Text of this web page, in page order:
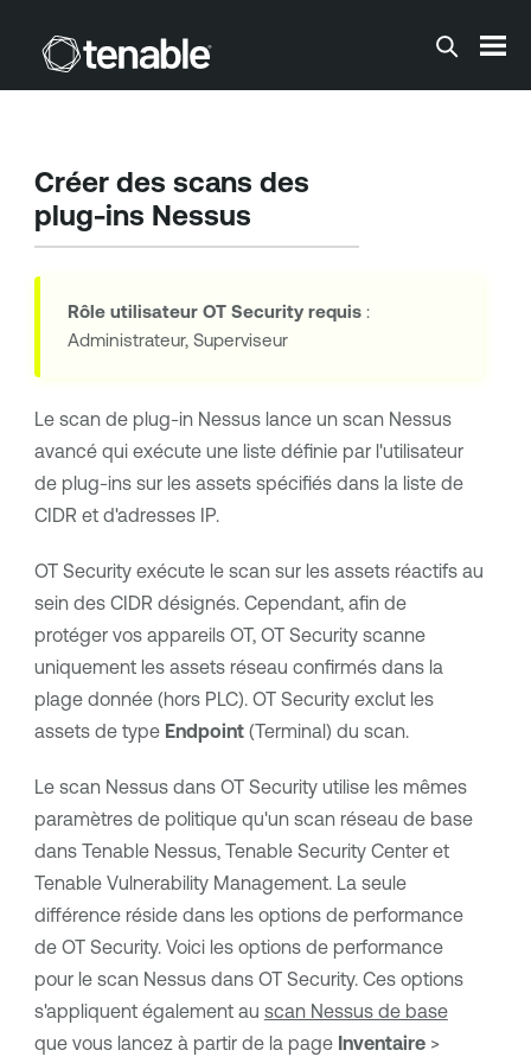
Passer au contenu principal
Créer des scans des
plug-ins Nessus
Rôle utilisateur OT Securityrequis:
Administrateur, Superviseur
Le scan de plug-in Nessus lance un scan Nessus
avancé qui exécute une liste définie par l'utilisateur
de plug-ins sur les assets spécifiés dans la liste de
CIDR et d'adresses IP.
OT Securityexécute le scan sur les assets réactifs au
sein des CIDR désignés. Cependant, afin de
protéger vos appareils OT, OT Securityscanne
uniquement les assets réseau confirmés dans la
plage donnée (hors PLC). OT Securityexclut les
assets de type Endpoint(Terminal) du scan.
Le scan Nessus dans OT Securityutilise les mêmes
paramètres de politique qu'un scan réseau de base
dans Tenable Nessus, Tenable Security Centeret
Tenable Vulnerability Management. La seule
différence réside dans les options de performance
de OT Security. Voici les options de performance
pour le scan Nessus dans OT Security. Ces options
s'appliquent également au scan Nessus de base
que vous lancez à partir de la page Inventaire>